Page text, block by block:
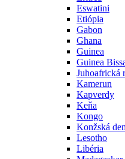
Eswatini
Etiópia
Gabon
Ghana
Guinea
Guinea
Juhoafrická
Kamerun
Kapverdy
Keňa
Kongo
Konžská
Lesotho
Libéria